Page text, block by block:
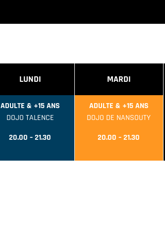
LUNDI
ADULTE & +15 ANS
DOJO TALENCE
20.00 – 21.30
MARDI
ADULTE & +15 ANS
DOJO DE NANSOUTY
20.00 – 21.30